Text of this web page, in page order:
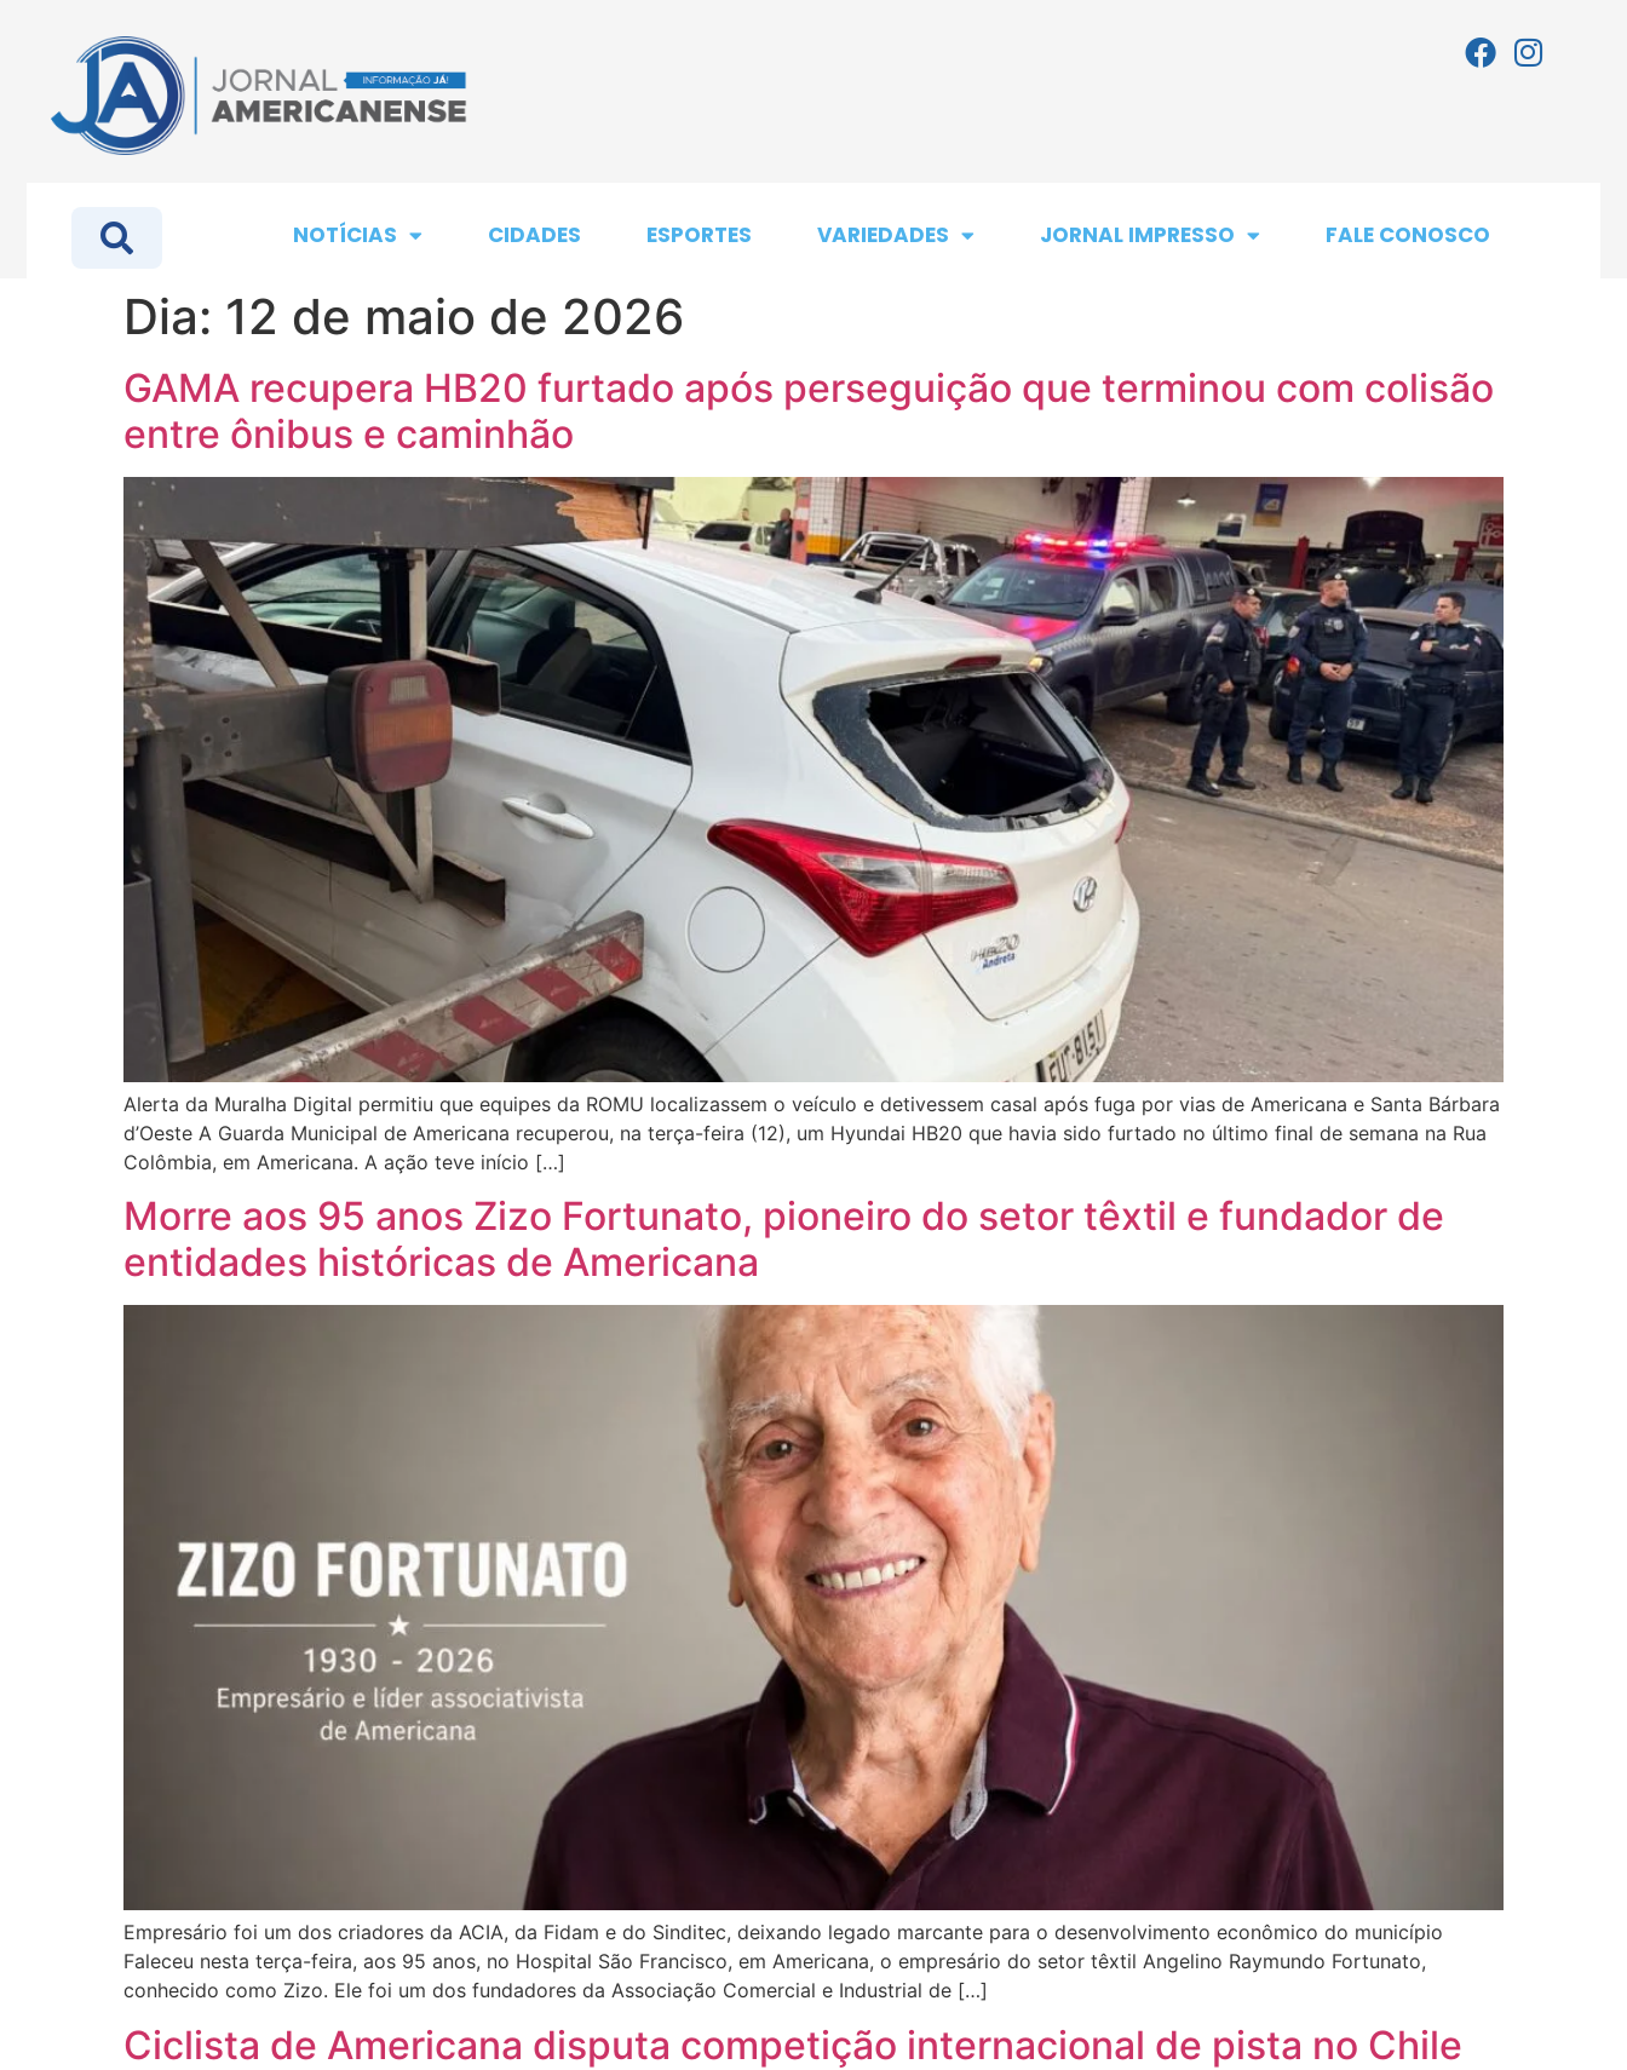
NOTÍCIAS CIDADES ESPORTES VARIEDADES JORNAL IMPRESSO FALE CONOSCO
Dia: 12 de maio de 2026
GAMA recupera HB20 furtado após perseguição que terminou com colisão
entre ônibus e caminhão
Alerta da Muralha Digital permitiu que equipes da ROMU localizassem o veículo e detivessem casal após fuga por vias de Americana e Santa Bárbara
d’Oeste A Guarda Municipal de Americana recuperou, na terça-feira (12), um Hyundai HB20 que havia sido furtado no último final de semana na Rua
Colômbia, em Americana. A ação teve início […]
Morre aos 95 anos Zizo Fortunato, pioneiro do setor têxtil e fundador de
entidades históricas de Americana
Empresário foi um dos criadores da ACIA, da Fidam e do Sinditec, deixando legado marcante para o desenvolvimento econômico do município
Faleceu nesta terça-feira, aos 95 anos, no Hospital São Francisco, em Americana, o empresário do setor têxtil Angelino Raymundo Fortunato,
conhecido como Zizo. Ele foi um dos fundadores da Associação Comercial e Industrial de […]
Ciclista de Americana disputa competição internacional de pista no Chile